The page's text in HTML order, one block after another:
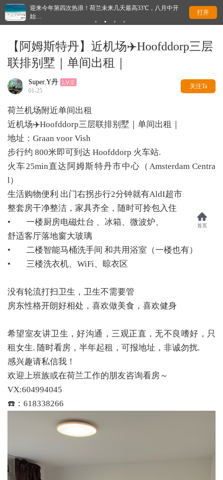
迎来今年第四次热浪！荷兰未来几天最高33℃，八月中开
始…
荷
打开
【阿姆斯特丹】近机场✈️Hoofddorp三层
联排别墅｜单间出租｜
Super.Y丹
01-25
关注Ta
荷兰机场附近单间出租
近机场✈️Hoofddorp三层联排别墅｜单间出租｜
地址：Graan voor Vish
步行约 800米即可到达 Hoofddorp 火车站.
火车25min直达阿姆斯特丹市中心（Amsterdam Centra
l）
生活购物便利 出门右拐步行2分钟就有AldI超市
整套房干净整洁，家具齐全，随时可拎包入住
• 一楼厨房电磁灶台 、冰箱、微波炉、
舒适客厅落地窗大玻璃
• 二楼智能马桶洗手间 和共用浴室（一楼也有）
• 三楼洗衣机、WiFi、晾衣区
没有轮流打扫卫生，卫生不需要管
房东性格开朗好相处，喜欢做美食，喜欢健身
希望室友讲卫生，好沟通，三观正直，无不良嗜好，只
租女生. 随时看房，半年起租，可报地址，非诚勿扰.
感兴趣请私信我！
欢迎上班族或在荷兰工作的朋友咨询看房～
VX:604994045
☎️：618338266
首页